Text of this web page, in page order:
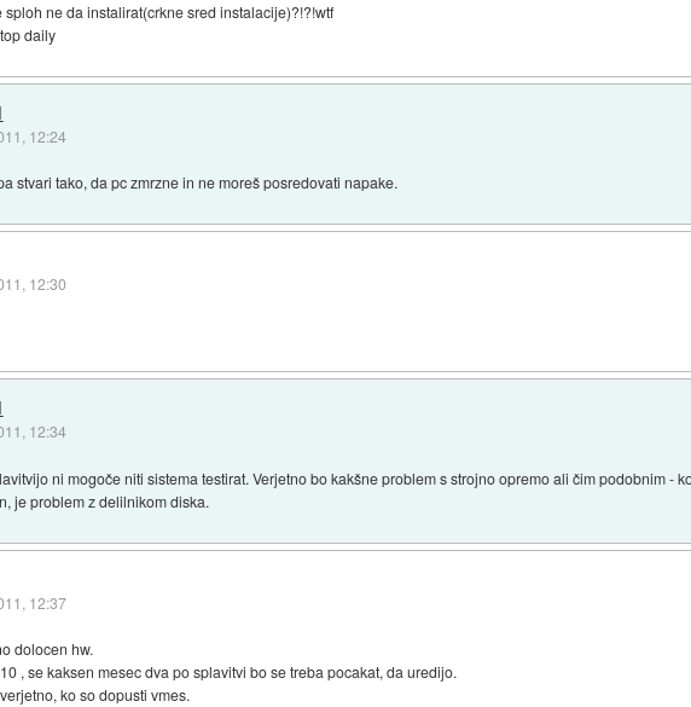
sploh ne da instalirat(crkne sred instalacije)?!?!wtf
daily
12:24
stvari tako, da pc zmrzne in ne moreš posredovati napake.
12:30
12:34
ni mogoče niti sistema testirat. Verjetno bo kakšne problem s strojno opremo ali čim podobnim -
je problem z delilnikom diska.
12:37
dolocen hw.
, se kaksen mesec dva po splavitvi bo se treba pocakat, da uredijo.
ko so dopusti vmes.